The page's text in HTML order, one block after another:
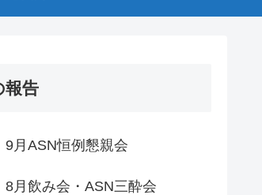
報告
9月ASN恒例懇親会
8月飲み会・ASN三酔会